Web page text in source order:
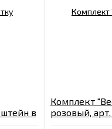
в
Комплект
розовый, арт.